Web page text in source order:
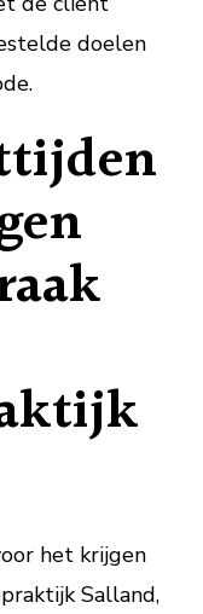
doelen
het krijgen
Salland,